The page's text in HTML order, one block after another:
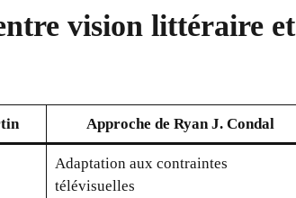
vision littéraire et
Approche de Ryan J. Condal
Adaptation aux contraintes
télévisuelles